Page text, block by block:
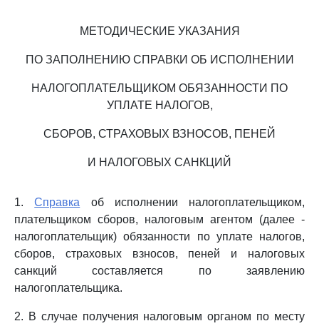
МЕТОДИЧЕСКИЕ УКАЗАНИЯ
ПО ЗАПОЛНЕНИЮ СПРАВКИ ОБ ИСПОЛНЕНИИ
НАЛОГОПЛАТЕЛЬЩИКОМ ОБЯЗАННОСТИ ПО
УПЛАТЕ НАЛОГОВ,
СБОРОВ, СТРАХОВЫХ ВЗНОСОВ, ПЕНЕЙ
И НАЛОГОВЫХ САНКЦИЙ
1.Справка об исполнении налогоплательщиком,
плательщиком сборов, налоговым агентом (далее -
налогоплательщик) обязанности по уплате налогов,
сборов, страховых взносов, пеней и налоговых
санкций составляется по заявлению
налогоплательщика.
2. В случае получения налоговым органом по месту